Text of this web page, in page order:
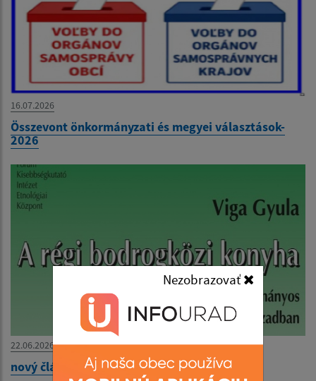
16.07.2026
Összevont önkormányzati és megyei választások-
2026
22.06.2026
nový článok
Nezobrazovať